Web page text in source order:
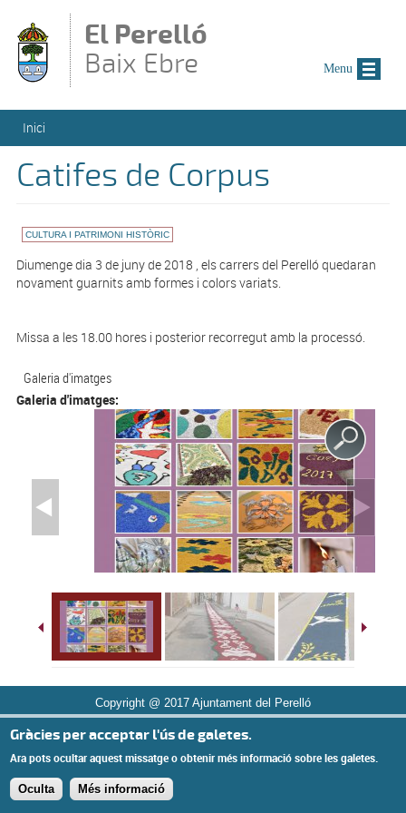
El Perelló
Baix Ebre
Esteu aquí
Inici
Catifes de Corpus
CULTURA I PATRIMONI HISTÒRIC
Diumenge dia 3 de juny de 2018 , els carrers del Perelló quedaran
novament guarnits amb formes i colors variats.
Missa a les 18.00 hores i posterior recorregut amb la processó.
Galeria d'imatges
Galeria d'imatges:
Copyright @ 2017 Ajuntament del Perelló
Menu
Gràcies per acceptar l'ús de galetes.
Ara pots ocultar aquest missatge o obtenir més informació sobre les galetes.
Oculta Més informació